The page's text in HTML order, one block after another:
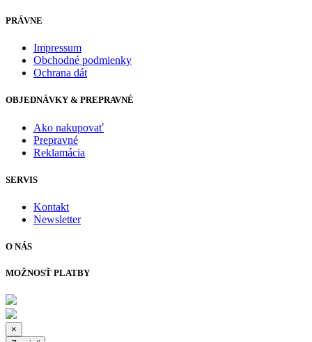
PRÁVNE
Impressum
Obchodné podmienky
Ochrana dát
OBJEDNÁVKY & PREPRAVNÉ
Ako nakupovať
Prepravné
Reklamácia
SERVIS
Kontakt
Newsletter
O NÁS
MOŽNOSŤ PLATBY
×